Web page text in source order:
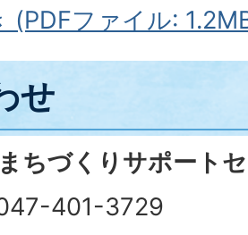
(PDFファイル:
せ
ちづくりサポート
401-3729